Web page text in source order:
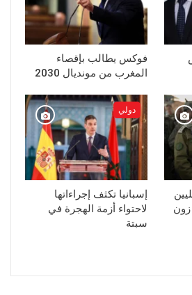
فوكس يطالب بإقصاء
المغرب من مونديال 2030
دولي
إسبانيا تكثف إجراءاتها
لاحتواء أزمة الهجرة في
سبتة